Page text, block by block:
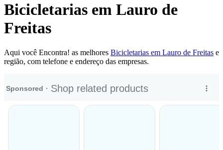
Bicicletarias em Lauro de
Freitas
Aqui você Encontra! as melhores Bicicletarias em Lauro de Freitas e
região, com telefone e endereço das empresas.